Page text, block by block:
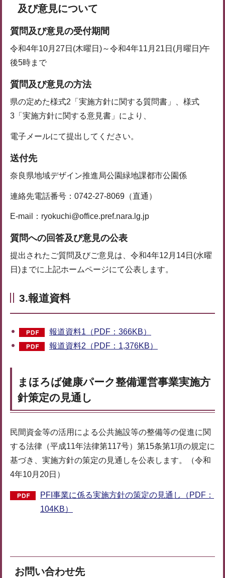
及び意見について
質問及び意見の受付期間
令和4年10月27日(木曜日)～令和4年11月21日(月曜日)午
後5時まで
質問及び意見の方法
県の定めた様式2「実施方針に関する質問書」、様式
3「実施方針に関する意見書」により、
電子メールにて提出してください。
送付先
奈良県地域デザイン推進局公園緑地課都市公園係
連絡先電話番号：0742-27-8069（直通）
E-mail：ryokuchi@office.pref.nara.lg.jp
質問への回答及び意見の公表
提出されたご質問及びご意見は、令和4年12月14日(水曜
日)までに上記ホームページにて公表します。
3.報道資料
報道資料1（PDF：366KB）
報道資料2（PDF：1,376KB）
まほろば健康パーク整備運営事業実施方
針策定の見通し
民間資金等の活用による公共施設等の整備等の促進に関
する法律（平成11年法律第117号）第15条第1項の規定に
基づき、実施方針の策定の見通しを公表します。（令和
4年10月20日）
PFI事業に係る実施方針の策定の見通し（PDF：
104KB）
お問い合わせ先